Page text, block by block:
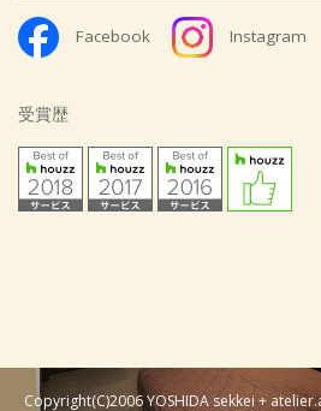
Facebook Instagram
受賞歴
Copyright(C)2006 YOSHIDA sekkei +